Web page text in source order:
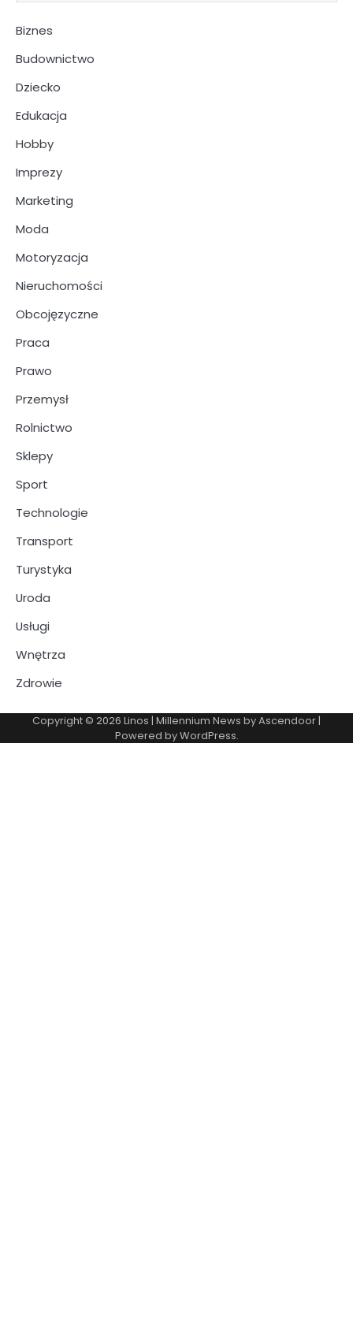
Biznes
Budownictwo
Dziecko
Edukacja
Hobby
Imprezy
Marketing
Moda
Motoryzacja
Nieruchomości
Obcojęzyczne
Praca
Prawo
Przemysł
Rolnictwo
Sklepy
Sport
Technologie
Transport
Turystyka
Uroda
Usługi
Wnętrza
Zdrowie
Copyright © 2026 Linos | Millennium News byAscendoor|
Powered byWordPress.